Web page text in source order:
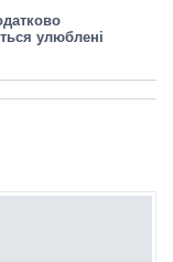
улюблені